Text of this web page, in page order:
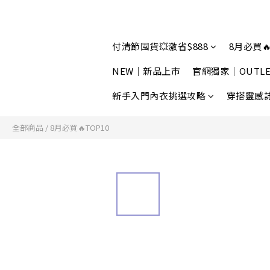
付清節囤貨💥激省$888
8月必買
NEW｜新品上市
官網獨家｜
新手入門內衣挑選攻略
穿搭靈感
全部商品 / 8月必買🔥TOP10